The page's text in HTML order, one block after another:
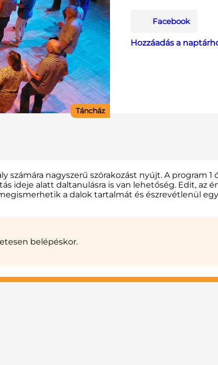
Táncház
Facebook
Hozzáadás a
számára nagyszerű szórakozást nyújt. A program 1
ideje alatt daltanulásra is van lehetőség. Edit, az
a dalok tartalmát és észrevétlenül
belépéskor.